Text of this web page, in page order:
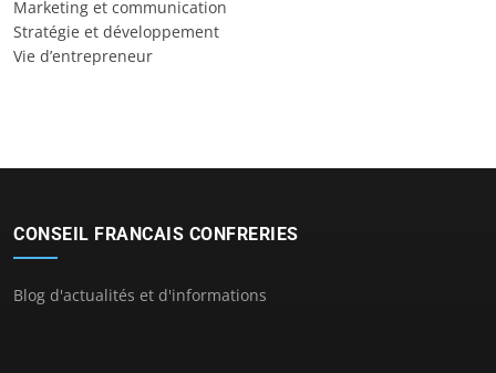
Marketing et communication
Stratégie et développement
Vie d’entrepreneur
CONSEIL FRANCAIS CONFRERIES
Blog d'actualités et d'informations